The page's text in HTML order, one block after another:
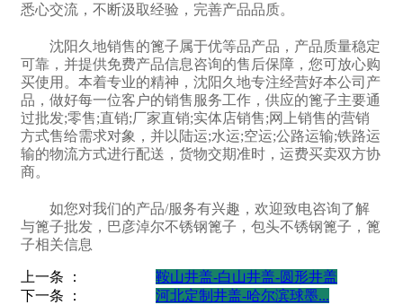
悉心交流，不断汲取经验，完善产品品质。
沈阳久地销售的篦子属于优等品产品，产品质量稳定
可靠，并提供免费产品信息咨询的售后保障，您可放心购
买使用。本着专业的精神，沈阳久地专注经营好本公司产
品，做好每一位客户的销售服务工作，供应的篦子主要通
过批发;零售;直销;厂家直销;实体店销售;网上销售的营销
方式售给需求对象，并以陆运;水运;空运;公路运输;铁路运
输的物流方式进行配送，货物交期准时，运费买卖双方协
商。
如您对我们的产品/服务有兴趣，欢迎致电咨询了解
与篦子批发，巴彦淖尔不锈钢篦子，包头不锈钢篦子，篦
子相关信息
上一条 ：
鞍山井盖-白山井盖-圆形井盖
下一条 ：
河北定制井盖-哈尔滨球墨...